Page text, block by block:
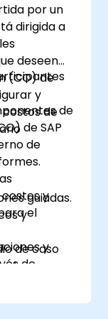
por un
dirigida a
deseen
(CO) de
y
dede
de SAP
de
y
el
y
de
guiadas.
y
de caso
de
de